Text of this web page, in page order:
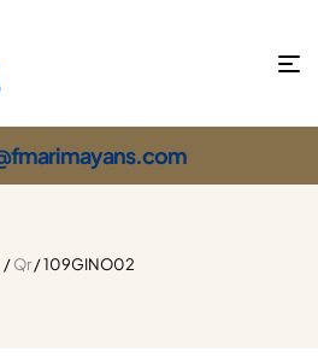
/Qr/ 109GINO02